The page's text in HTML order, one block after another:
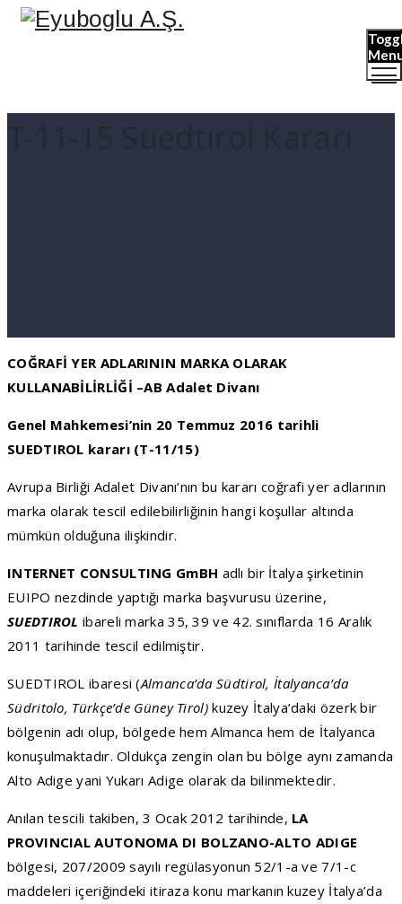
COĞRAFİ YER ADLARININ MARKA OLARAK
KULLANABİLİRLİĞİ –AB Adalet Divanı
Genel Mahkemesi’nin 20 Temmuz 2016 tarihli
SUEDTIROL kararı (T-11/15)
Avrupa Birliği Adalet Divanı’nın bu kararı coğrafi yer adlarının
marka olarak tescil edilebilirliğinin hangi koşullar altında
mümkün olduğuna ilişkindir.
INTERNET CONSULTING GmBH adlı bir İtalya şirketinin
EUIPO nezdinde yaptığı marka başvurusu üzerine,
SUEDTIROL ibareli marka 35, 39 ve 42. sınıflarda 16 Aralık
2011 tarihinde tescil edilmiştir.
SUEDTIROL ibaresi (Almanca’da Südtirol, İtalyanca’da
Südritolo, Türkçe’de Güney Tirol)kuzey İtalya’daki özerk bir
bölgenin adı olup, bölgede hem Almanca hem de İtalyanca
konuşulmaktadır. Oldukça zengin olan bu bölge aynı zamanda
Alto Adige yani Yukarı Adige olarak da bilinmektedir.
Anılan tescili takiben, 3 Ocak 2012 tarihinde, LA
PROVINCIAL AUTONOMA DI BOLZANO-ALTO ADIGE
bölgesi, 207/2009 sayılı regülasyonun 52/1-a ve 7/1-c
maddeleri içeriğindeki itiraza konu markanın kuzey İtalya’da